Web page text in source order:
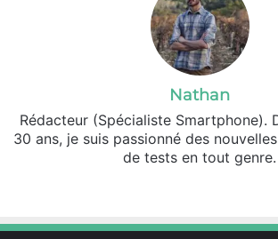
Nathan
Rédacteur (Spécialiste Smartphone).
30 ans, je suis passionné des
de tests en tout genre.